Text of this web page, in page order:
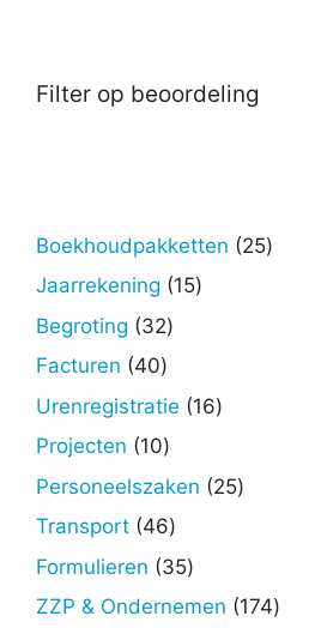
Filter op beoordeling
Boekhoudpakketten 2525
Jaarrekening 1515
Begroting 3232
Facturen 4040
producten
Urenregistratie 1616
Projecten 1010
producten
Personeelszaken 2525
Transport 4646
producten
Formulieren 3535
producten
ZZP & Ondernemen 174174